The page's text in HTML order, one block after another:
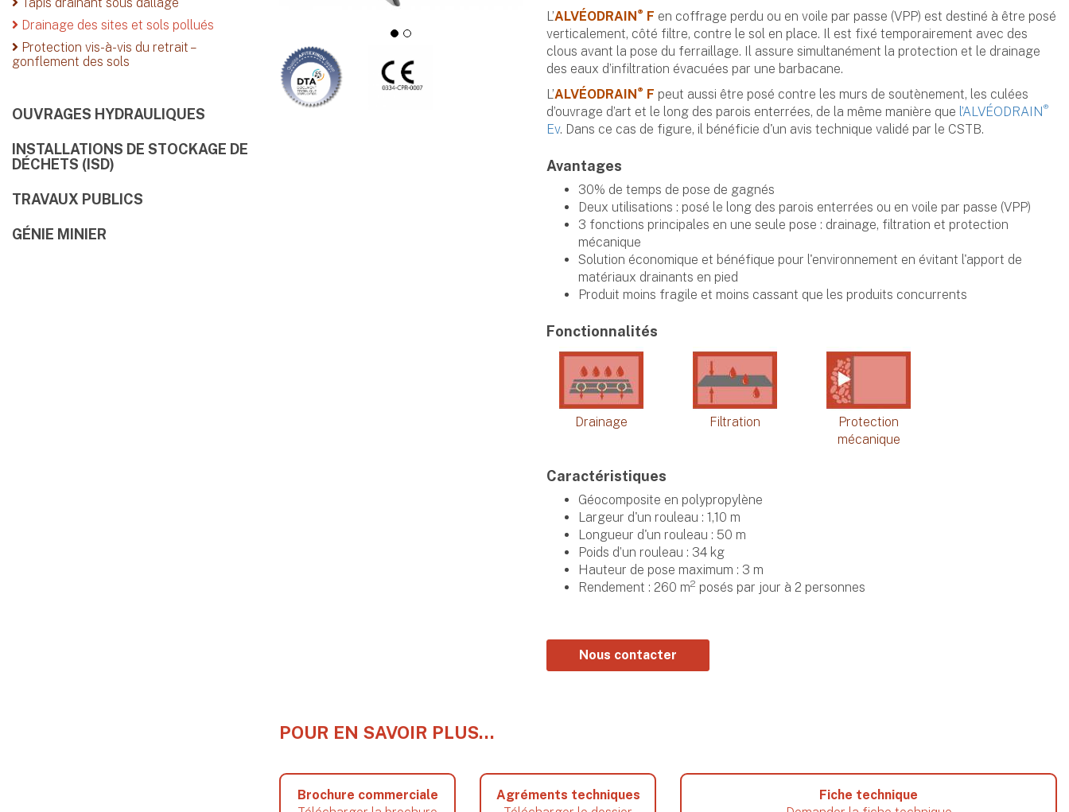
Drainage des sites et sols pollués
Protection vis-à-vis du retrait –
gonflement des sols
OUVRAGES HYDRAULIQUES
INSTALLATIONS DE STOCKAGE DE
DÉCHETS (ISD)
TRAVAUX PUBLICS
GÉNIE MINIER
L’ALVÉODRAIN ® F en coffrage perdu ou en voile par passe (VPP) est destiné à être posé
verticalement, côté filtre, contre le sol en place. Il est fixé temporairement avec des
clous avant la pose du ferraillage. Il assure simultanément la protection et le drainage
des eaux d’infiltration évacuées par une barbacane.
L’ALVÉODRAIN ® F peut aussi être posé contre les murs de soutènement, les culées
d’ouvrage d’art et le long des parois enterrées, de la même manière que l’ALVÉODRAIN ®
Ev. Dans ce cas de figure, il bénéficie d'un avis technique validé par le CSTB.
Avantages
30% de temps de pose de gagnés
Deux utilisations : posé le long des parois enterrées ou en voile par passe (VPP)
3 fonctions principales en une seule pose : drainage, filtration et protection
mécanique
Solution économique et bénéfique pour l'environnement en évitant l'apport de
matériaux drainants en pied
Produit moins fragile et moins cassant que les produits concurrents
Fonctionnalités
Drainage Filtration
Protection
mécanique
Caractéristiques
Géocomposite en polypropylène
Largeur d'un rouleau : 1,10 m
Longueur d'un rouleau : 50 m
Poids d’un rouleau : 34 kg
Hauteur de pose maximum : 3 m
Rendement : 260 m2 posés par jour à 2 personnes
Nous contacter
POUR EN SAVOIR PLUS…
Brochure commerciale
Agréments techniques
Fiche technique